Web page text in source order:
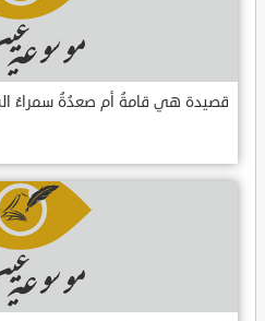
قصيدة هي قامةُ أم صعدُةُ سمراءُ